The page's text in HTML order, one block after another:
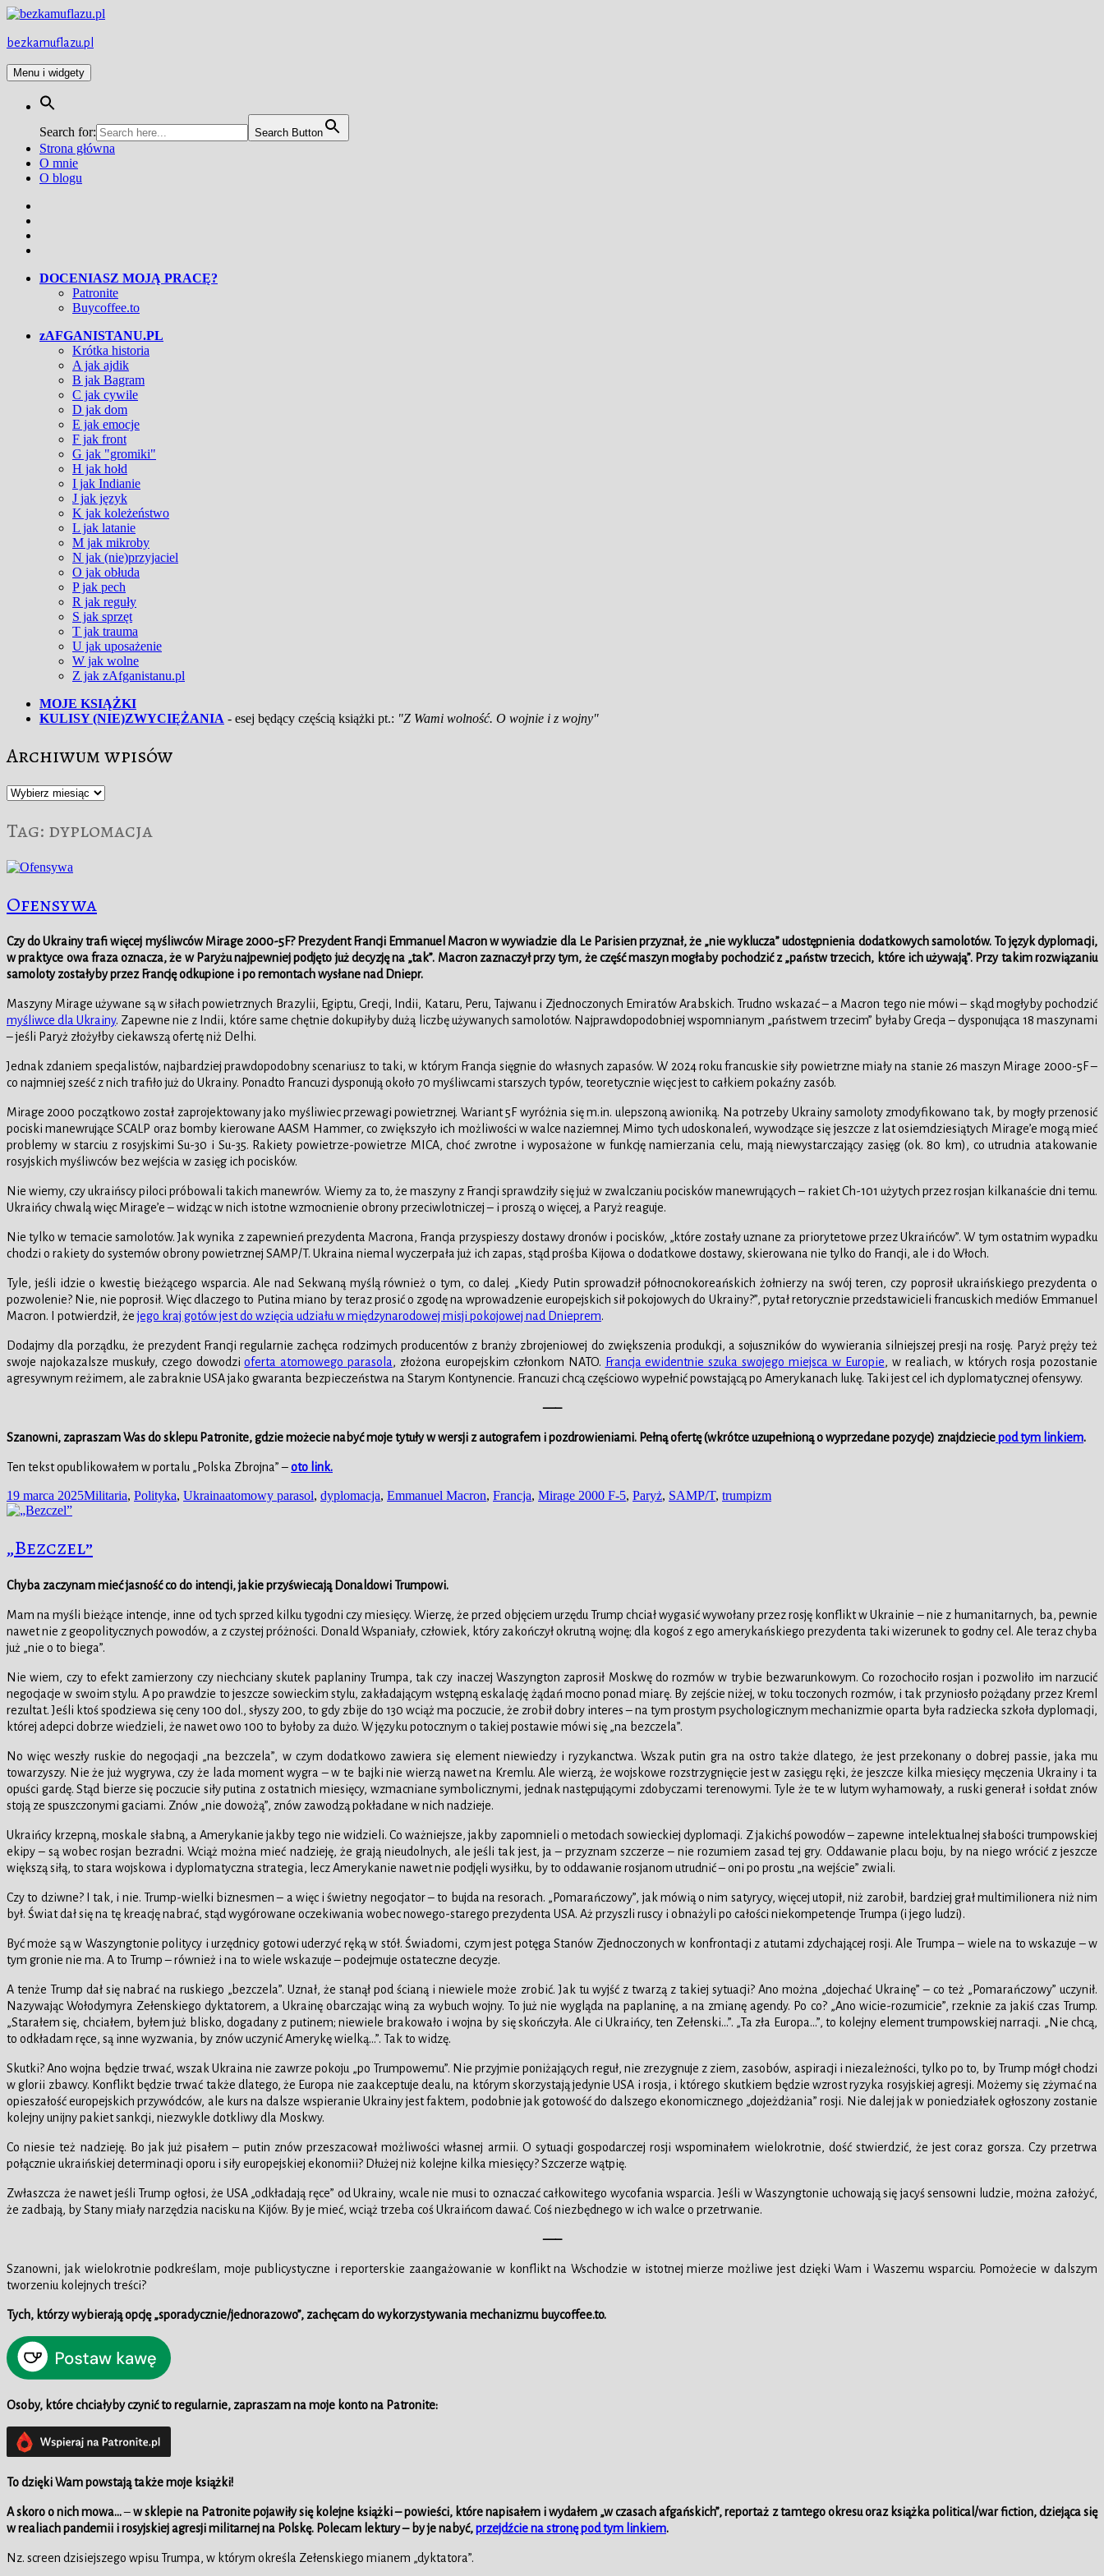
Przejdź
treści
bezkamuflazu.pl
Menu i widgety
Search for: Search Button
Strona główna
O mnie
O blogu
DOCENIASZ MOJĄ PRACĘ?
Patronite
Buycoffee.to
zAFGANISTANU.PL
Krótka historia
A jak ajdik
B jak Bagram
C jak cywile
D jak dom
E jak emocje
F jak front
G jak "gromiki"
H jak hołd
I jak Indianie
J jak język
K jak koleżeństwo
L jak latanie
M jak mikroby
N jak (nie)przyjaciel
O jak obłuda
P jak pech
R jak reguły
S jak sprzęt
T jak trauma
U jak uposażenie
W jak wolne
Z jak zAfganistanu.pl
MOJE KSIĄŻKI
KULISY (NIE)ZWYCIĘŻANIA - esej będący częścią książki pt.: "Z Wami wolność. O wojnie i z wojny"
Archiwum wpisów
Archiwum
Tag: dyplomacja
Ofensywa
Czy do Ukrainy trafi więcej myśliwców Mirage 2000-5F? Prezydent Francji Emmanuel Macron w wywiadzie dla Le Parisien przyznał, że „nie wyklucza” udostępnienia dodatkowych samolotów. To język dyplomacji,
w praktyce owa fraza oznacza, że w Paryżu najpewniej podjęto już decyzję na „tak”. Macron zaznaczył przy tym, że część maszyn mogłaby pochodzić z „państw trzecich, które ich używają”. Przy takim rozwiązaniu
samoloty zostałyby przez Francję odkupione i po remontach wysłane nad Dniepr.
Maszyny Mirage używane są w siłach powietrznych Brazylii, Egiptu, Grecji, Indii, Kataru, Peru, Tajwanu i Zjednoczonych Emiratów Arabskich. Trudno wskazać – a Macron tego nie mówi – skąd mogłyby pochodzić
myśliwce dla Ukrainy. Zapewne nie z Indii, które same chętnie dokupiłyby dużą liczbę używanych samolotów. Najprawdopodobniej wspomnianym „państwem trzecim” byłaby Grecja – dysponująca 18 maszynami
– jeśli Paryż złożyłby ciekawszą ofertę niż Delhi.
Jednak zdaniem specjalistów, najbardziej prawdopodobny scenariusz to taki, w którym Francja sięgnie do własnych zapasów. W 2024 roku francuskie siły powietrzne miały na stanie 26 maszyn Mirage 2000-5F –
co najmniej sześć z nich trafiło już do Ukrainy. Ponadto Francuzi dysponują około 70 myśliwcami starszych typów, teoretycznie więc jest to całkiem pokaźny zasób.
Mirage 2000 początkowo został zaprojektowany jako myśliwiec przewagi powietrznej. Wariant 5F wyróżnia się m.in. ulepszoną awioniką. Na potrzeby Ukrainy samoloty zmodyfikowano tak, by mogły przenosić
pociski manewrujące SCALP oraz bomby kierowane AASM Hammer, co zwiększyło ich możliwości w walce naziemnej. Mimo tych udoskonaleń, wywodzące się jeszcze z lat osiemdziesiątych Mirage’e mogą mieć
problemy w starciu z rosyjskimi Su-30 i Su-35. Rakiety powietrze-powietrze MICA, choć zwrotne i wyposażone w funkcję namierzania celu, mają niewystarczający zasięg (ok. 80 km), co utrudnia atakowanie
rosyjskich myśliwców bez wejścia w zasięg ich pocisków.
Nie wiemy, czy ukraińscy piloci próbowali takich manewrów. Wiemy za to, że maszyny z Francji sprawdziły się już w zwalczaniu pocisków manewrujących – rakiet Ch-101 użytych przez rosjan kilkanaście dni temu.
Ukraińcy chwalą więc Mirage’e – widząc w nich istotne wzmocnienie obrony przeciwlotniczej – i proszą o więcej, a Paryż reaguje.
Nie tylko w temacie samolotów. Jak wynika z zapewnień prezydenta Macrona, Francja przyspieszy dostawy dronów i pocisków, „które zostały uznane za priorytetowe przez Ukraińców”. W tym ostatnim wypadku
chodzi o rakiety do systemów obrony powietrznej SAMP/T. Ukraina niemal wyczerpała już ich zapas, stąd prośba Kijowa o dodatkowe dostawy, skierowana nie tylko do Francji, ale i do Włoch.
Tyle, jeśli idzie o kwestię bieżącego wsparcia. Ale nad Sekwaną myślą również o tym, co dalej. „Kiedy Putin sprowadził północnokoreańskich żołnierzy na swój teren, czy poprosił ukraińskiego prezydenta o
pozwolenie? Nie, nie poprosił. Więc dlaczego to Putina miano by teraz prosić o zgodę na wprowadzenie europejskich sił pokojowych do Ukrainy?”, pytał retorycznie przedstawicieli francuskich mediów Emmanuel
Macron. I potwierdził, żejego kraj gotów jest do wzięcia udziału w międzynarodowej misji pokojowej nad Dnieprem.
Dodajmy dla porządku, że prezydent Francji regularnie zachęca rodzimych producentów z branży zbrojeniowej do zwiększenia produkcji, a sojuszników do wywierania silniejszej presji na rosję. Paryż pręży też
swoje najokazalsze muskuły, czego dowodzioferta atomowego parasola, złożona europejskim członkom NATO. Francja ewidentnie szuka swojego miejsca w Europie, w realiach, w których rosja pozostanie
agresywnym reżimem, ale zabraknie USA jako gwaranta bezpieczeństwa na Starym Kontynencie. Francuzi chcą częściowo wypełnić powstającą po Amerykanach lukę. Taki jest cel ich dyplomatycznej ofensywy.
—–
Szanowni, zapraszam Was do sklepuPatronite, gdzie możecie nabyć moje tytuły w wersji z autografem i pozdrowieniami. Pełną ofertę (wkrótce uzupełnioną o wyprzedane pozycje) znajdzieciepod tym linkiem.
Ten tekst opublikowałem w portalu „Polska Zbrojna” –oto link.
Data
publikacji
19 marca 2025Kategorie
Militaria, Polityka, UkrainaTagi
atomowy parasol, dyplomacja, Emmanuel Macron, Francja, Mirage 2000 F-5, Paryż, SAMP/T, trumpizm
„Bezczel”
Chyba zaczynam mieć jasność co do intencji, jakie przyświecają Donaldowi Trumpowi.
Mam na myśli bieżące intencje, inne od tych sprzed kilku tygodni czy miesięcy. Wierzę, że przed objęciem urzędu Trump chciał wygasić wywołany przez rosję konflikt w Ukrainie – nie z humanitarnych, ba, pewnie
nawet nie z geopolitycznych powodów, a z czystej próżności. Donald Wspaniały, człowiek, który zakończył okrutną wojnę; dla kogoś z ego amerykańskiego prezydenta taki wizerunek to godny cel. Ale teraz chyba
już „nie o to biega”.
Nie wiem, czy to efekt zamierzony czy niechciany skutek paplaniny Trumpa, tak czy inaczej Waszyngton zaprosił Moskwę do rozmów w trybie bezwarunkowym. Co rozochociło rosjan i pozwoliło im narzucić
negocjacje w swoim stylu. A po prawdzie to jeszcze sowieckim stylu, zakładającym wstępną eskalację żądań mocno ponad miarę. By zejście niżej, w toku toczonych rozmów, i tak przyniosło pożądany przez Kreml
rezultat. Jeśli ktoś spodziewa się ceny 100 dol., słyszy 200, to gdy zbije do 130 wciąż ma poczucie, że zrobił dobry interes – na tym prostym psychologicznym mechanizmie oparta była radziecka szkoła dyplomacji,
której adepci dobrze wiedzieli, że nawet owo 100 to byłoby za dużo. W języku potocznym o takiej postawie mówi się „na bezczela”.
No więc weszły ruskie do negocjacji „na bezczela”, w czym dodatkowo zawiera się element niewiedzy i ryzykanctwa. Wszak putin gra na ostro także dlatego, że jest przekonany o dobrej passie, jaka mu
towarzyszy. Nie że już wygrywa, czy że lada moment wygra – w te bajki nie wierzą nawet na Kremlu. Ale wierzą, że wojskowe rozstrzygnięcie jest w zasięgu ręki, że jeszcze kilka miesięcy męczenia Ukrainy i ta
opuści gardę. Stąd bierze się poczucie siły putina z ostatnich miesięcy, wzmacniane symbolicznymi, jednak następującymi zdobyczami terenowymi. Tyle że te w lutym wyhamowały, a ruski generał i sołdat znów
stoją ze spuszczonymi gaciami. Znów „nie dowożą”, znów zawodzą pokładane w nich nadzieje.
Ukraińcy krzepną, moskale słabną, a Amerykanie jakby tego nie widzieli. Co ważniejsze, jakby zapomnieli o metodach sowieckiej dyplomacji. Z jakichś powodów – zapewne intelektualnej słabości trumpowskiej
ekipy – są wobec rosjan bezradni. Wciąż można mieć nadzieję, że grają nieudolnych, ale jeśli tak jest, ja – przyznam szczerze – nie rozumiem zasad tej gry. Oddawanie placu boju, by na niego wrócić z jeszcze
większą siłą, to stara wojskowa i dyplomatyczna strategia, lecz Amerykanie nawet nie podjęli wysiłku, by to oddawanie rosjanom utrudnić – oni po prostu „na wejście” zwiali.
Czy to dziwne? I tak, i nie. Trump-wielki biznesmen – a więc i świetny negocjator – to bujda na resorach. „Pomarańczowy”, jak mówią o nim satyrycy, więcej utopił, niż zarobił, bardziej grał multimilionera niż nim
był. Świat dał się na tę kreację nabrać, stąd wygórowane oczekiwania wobec nowego-starego prezydenta USA. Aż przyszli ruscy i obnażyli po całości niekompetencje Trumpa (i jego ludzi).
Być może są w Waszyngtonie politycy i urzędnicy gotowi uderzyć ręką w stół. Świadomi, czym jest potęga Stanów Zjednoczonych w konfrontacji z atutami zdychającej rosji. Ale Trumpa – wiele na to wskazuje – w
tym gronie nie ma. A to Trump – również i na to wiele wskazuje – podejmuje ostateczne decyzje.
A tenże Trump dał się nabrać na ruskiego „bezczela”. Uznał, że stanął pod ścianą i niewiele może zrobić. Jak tu wyjść z twarzą z takiej sytuacji? Ano można „dojechać Ukrainę” – co też „Pomarańczowy” uczynił.
Nazywając Wołodymyra Zełenskiego dyktatorem, a Ukrainę obarczając winą za wybuch wojny. To już nie wygląda na paplaninę, a na zmianę agendy. Po co? „Ano wicie-rozumicie”, rzeknie za jakiś czas Trump.
„Starałem się, chciałem, byłem już blisko, dogadany z putinem; niewiele brakowało i wojna by się skończyła. Ale ci Ukraińcy, ten Zełenski…”. „Ta zła Europa…”, to kolejny element trumpowskiej narracji. „Nie chcą,
to odkładam ręce, są inne wyzwania, by znów uczynić Amerykę wielką…”. Tak to widzę.
Skutki? Ano wojna będzie trwać, wszak Ukraina nie zawrze pokoju „po Trumpowemu”. Nie przyjmie poniżających reguł, nie zrezygnuje z ziem, zasobów, aspiracji i niezależności, tylko po to, by Trump mógł chodzi
w glorii zbawcy. Konflikt będzie trwać także dlatego, że Europa nie zaakceptuje dealu, na którym skorzystają jedynie USA i rosja, i którego skutkiem będzie wzrost ryzyka rosyjskiej agresji. Możemy się zżymać na
opieszałość europejskich przywódców, ale kurs na dalsze wspieranie Ukrainy jest faktem, podobnie jak gotowość do dalszego ekonomicznego „dojeżdżania” rosji. Nie dalej jak w poniedziałek ogłoszony zostanie
kolejny unijny pakiet sankcji, niezwykle dotkliwy dla Moskwy.
Co niesie też nadzieję. Bo jak już pisałem – putin znów przeszacował możliwości własnej armii. O sytuacji gospodarczej rosji wspominałem wielokrotnie, dość stwierdzić, że jest coraz gorsza. Czy przetrwa
połącznie ukraińskiej determinacji oporu i siły europejskiej ekonomii? Dłużej niż kolejne kilka miesięcy? Szczerze wątpię.
Zwłaszcza że nawet jeśli Trump ogłosi, że USA „odkładają ręce” od Ukrainy, wcale nie musi to oznaczać całkowitego wycofania wsparcia. Jeśli w Waszyngtonie uchowają się jacyś sensowni ludzie, można założyć,
że zadbają, by Stany miały narzędzia nacisku na Kijów. By je mieć, wciąż trzeba coś Ukraińcom dawać. Coś niezbędnego w ich walce o przetrwanie.
—–
Szanowni, jak wielokrotnie podkreślam, moje publicystyczne i reporterskie zaangażowanie w konflikt na Wschodzie w istotnej mierze możliwe jest dzięki Wam i Waszemu wsparciu. Pomożecie w dalszym
tworzeniu kolejnych treści?
Tych, którzy wybierają opcję „sporadycznie/jednorazowo”, zachęcam do wykorzystywania mechanizmu buycoffee.to.
Osoby, które chciałyby czynić to regularnie, zapraszam na moje konto na Patronite:
To dzięki Wam powstają także moje książki!
A skoro o nich mowa…–w sklepie na Patronite pojawiły się kolejne książki – powieści, które napisałem i wydałem „w czasach afgańskich”, reportaż z tamtego okresu oraz książka political/war fiction, dziejąca się
w realiach pandemii i rosyjskiej agresji militarnej na Polskę. Polecam lektury – by je nabyć,przejdźcie na stronę pod tym linkiem.
Nz. screen dzisiejszego wpisu Trumpa, w którym określa Zełenskiego mianem „dyktatora”.